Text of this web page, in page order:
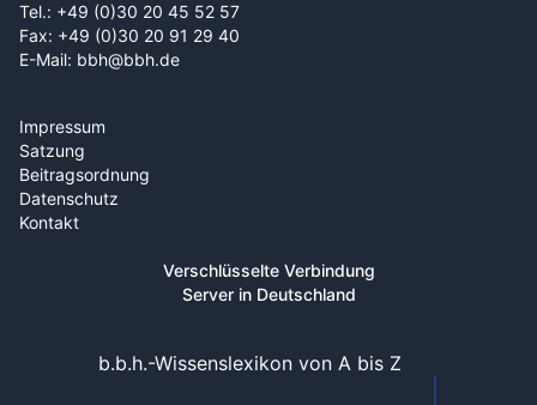
Tel.: +49 (0)30 20 45 52 57
Fax: +49 (0)30 20 91 29 40
E-Mail: bbh@bbh.de
Impressum
Satzung
Beitragsordnung
Datenschutz
Kontakt
Verschlüsselte Verbindung
Server in Deutschland
b.b.h.-Wissenslexikon von A bis Z